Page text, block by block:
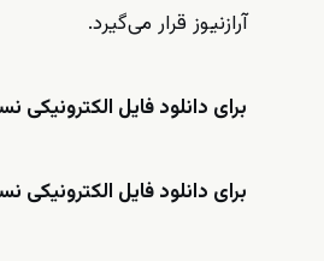
آرازنیوز قرار می‌گیرد.
برای دانلود فایل
برای دانلود فایل